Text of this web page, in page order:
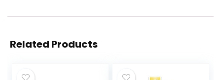
Related Products